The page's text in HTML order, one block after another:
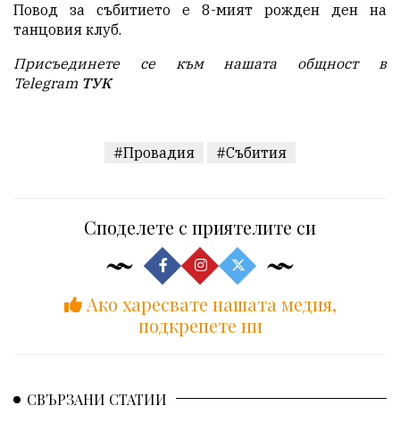
Повод за събитието е 8-мият рожден ден на
танцовия клуб.
Присъединете се към нашата общност в
Telegram ТУК
#Провадия #Събития
Споделете с приятелите си
Ако харесвате нашата медия,
подкрепете ни
СВЪРЗАНИ СТАТИИ